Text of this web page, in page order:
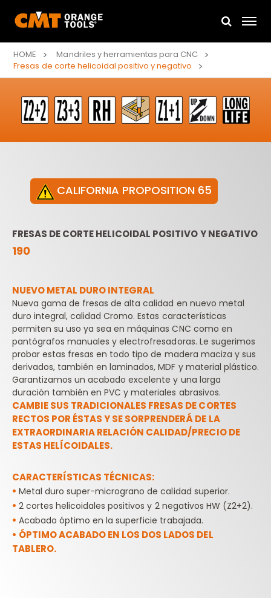
HOME
Mandriles y herramientas para CNC
Fresas de corte helicoidal positivo y negativo
CALIFORNIA PROPOSITION 65
FRESAS DE CORTE HELICOIDAL POSITIVO Y NEGATIVO
190
NUEVO METAL DURO INTEGRAL
Nueva gama de fresas de alta calidad en nuevo metal
duro integral, calidad Cromo. Estas características
permiten su uso ya sea en máquinas CNC como en
pantógrafos manuales y electrofresadoras. Le sugerimos
probar estas fresas en todo tipo de madera maciza y sus
derivados, también en laminados, MDF y material plástico.
Garantizamos un acabado excelente y una larga
duración también en PVC y materiales abrasivos.
CAMBIE SUS TRADICIONALES FRESAS DE CORTES
RECTOS POR ÉSTAS Y SE SORPRENDERÁ DE LA
EXTRAORDINARIA RELACIÓN CALIDAD/PRECIO DE
ESTAS HELÍCOIDALES.
CARACTERÍSTICAS TÉCNICAS:
•Metal duro super-micrograno de calidad superior.
•2 cortes helicoidales positivos y 2 negativos HW (Z2+2).
•Acabado óptimo en la superficie trabajada.
• ÓPTIMO ACABADO EN LOS DOS LADOS DEL
TABLERO.